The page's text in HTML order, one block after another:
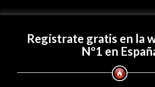
Regístrate gratis
rock39?
Regístrate gratis en la
Nº1 en